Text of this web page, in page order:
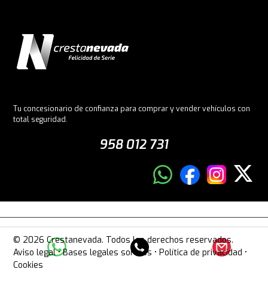
Tu concesionario de confianza para comprar y vender vehículos con
total seguridad.
958 012 731
© 2026 Crestanevada. Todos los derechos reservados.
Aviso legal•Bases legales sorteos •Política de privacidad •
Cookies